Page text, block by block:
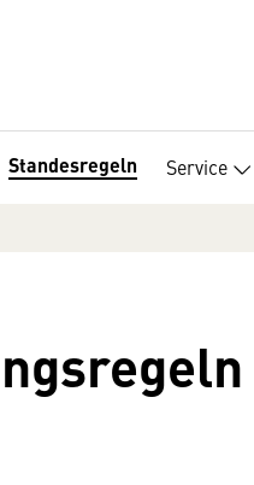
Standesregeln Service